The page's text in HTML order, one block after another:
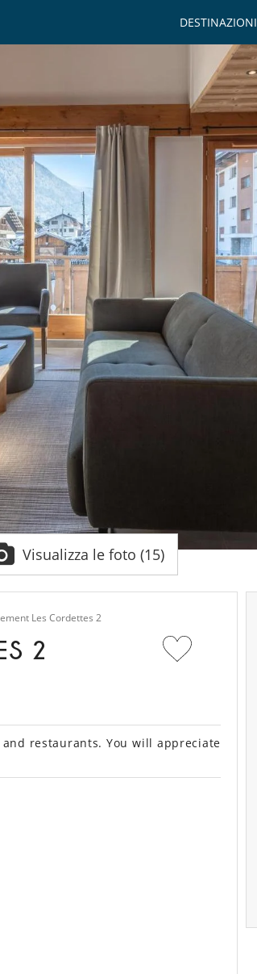
DESTINAZIONI
Visualizza le foto (15)
Les Cordettes 2
2
restaurants. You will appreciate